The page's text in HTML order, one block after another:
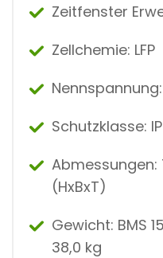
Zeitfenster
Zellchemie: LFP
Schutzklasse:
Abmessungen:
(HxBxT)
Gewicht: BMS
38,0 kg